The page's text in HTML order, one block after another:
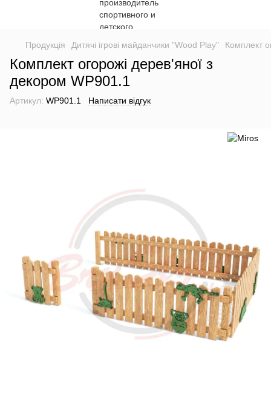
Продукція Дитячі ігрові майданчики "Wood Play" Комплект
Комплект огорожі дерев'яної з
декором WP901.1
Артикул: WP901.1 Написати відгук